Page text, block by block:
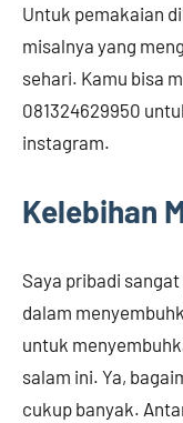
Untuk pemakaian
misalnya yang
sehari. Kamu bisa
081324629950
instagram.
Kelebihan
Saya pribadi
dalam
untuk
salam ini. Ya,
cukup banyak.